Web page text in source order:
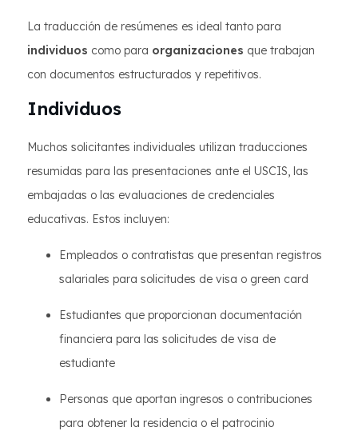
La traducción de resúmenes es ideal tanto para
individuos como para organizaciones que trabajan
con documentos estructurados y repetitivos.
Individuos
Muchos solicitantes individuales utilizan traducciones
resumidas para las presentaciones ante el USCIS, las
embajadas o las evaluaciones de credenciales
educativas. Estos incluyen:
Empleados o contratistas que presentan registros
salariales para solicitudes de visa o green card
Estudiantes que proporcionan documentación
financiera para las solicitudes de visa de
estudiante
Personas que aportan ingresos o contribuciones
para obtener la residencia o el patrocinio